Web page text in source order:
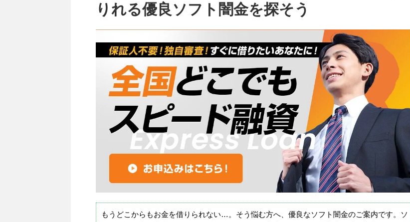
りれる優良ソフト闇金を探そう
もうどこからもお金を借りられない…。そう悩む方へ、優良なソフト闇金のご案内です。ソ